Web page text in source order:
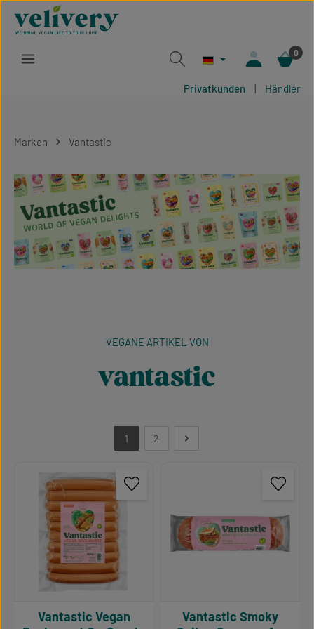
Zum Hauptinhalt springen
0
Privatkunden | Händler
Marken Vantastic
VEGANE ARTIKEL VON
vantastic
Seite
1
Seite
2
Vantastic Vegan
Vantastic Smoky